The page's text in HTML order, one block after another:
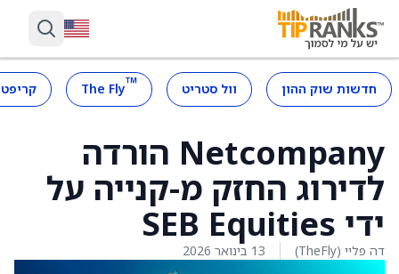
חדשות שוק ההון וול סטריט ™
The Fly
Netcompany הורדה
לדירוג החזק מ-קנייה על
ידי SEB Equities
דה פליי (TheFly) 13 בינואר 2026